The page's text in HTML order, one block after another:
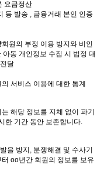
요금정산
등 발송 , 금융거래 본인 인증
원의 부정 이용 방지와 비인
동 개인정보 수집 시 법정 대
달
서비스 이용에 대한 통계
해당 정보를 지체 없이 파기
한 기간 동안 보존합니다.
을 방지, 분쟁해결 및 수사기
oo년간 회원의 정보를 보유